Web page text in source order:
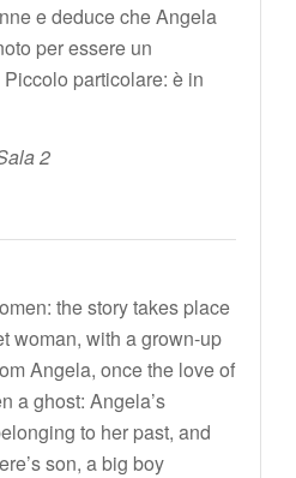
e deduce che Angela
per essere un
particolare: è in
2
the story takes place
woman, with a grown-up
Angela, once the love of
a ghost: Angela’s
to her past, and
son, a big boy